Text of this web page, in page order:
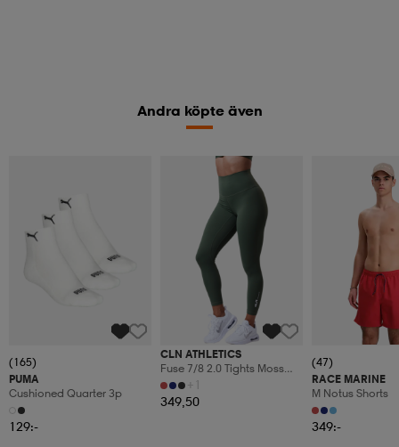
Andra köpte även
(165)
PUMA
Cushioned Quarter 3p
129:-
CLN ATHLETICS
Fuse 7/8 2.0 Tights Moss
Green+1
349,50
(47)
RACE MARINE
M Notus Shorts
349:-